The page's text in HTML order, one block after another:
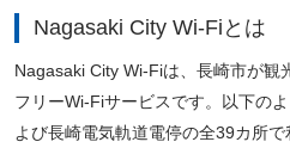
Nagasaki City Wi-Fiとは
Nagasaki City Wi-Fiは、長崎市が観
フリーWi-Fiサービスです。以下の
よび長崎電気軌道電停の全39カ所で